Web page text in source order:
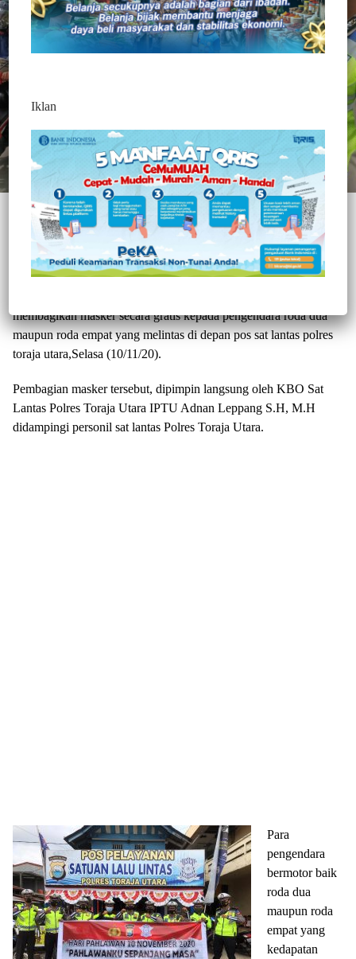
TORAJA UTARA, – ||Jurnaltivi.com||Sambut hari pahlawan
membagikan masker secara gratis kepada pengendara roda dua
maupun roda empat yang melintas di depan pos sat lantas polres
toraja utara,Selasa (10/11/20).
Pembagian masker tersebut, dipimpin langsung oleh KBO Sat
Lantas Polres Toraja Utara IPTU Adnan Leppang S.H, M.H
didampingi personil sat lantas Polres Toraja Utara.
Para
pengendara
bermotor baik
roda dua
maupun roda
empat yang
kedapatan
Iklan